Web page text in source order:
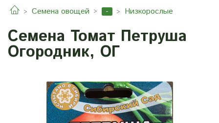
Семена овощей - Низкорослые
Семена Томат Петруша
Огородник, ОГ